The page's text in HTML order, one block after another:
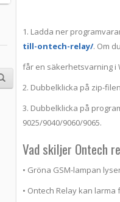
1. Ladda ner
till-ontech-relay/. Om du
får en säkerhetsvarning i
2. Dubbelklicka på zip-
3. Dubbelklicka på
9025/9040/9060/9065.
Vad skiljer Ontech
• Gröna GSM-lampan
• Ontech Relay kan